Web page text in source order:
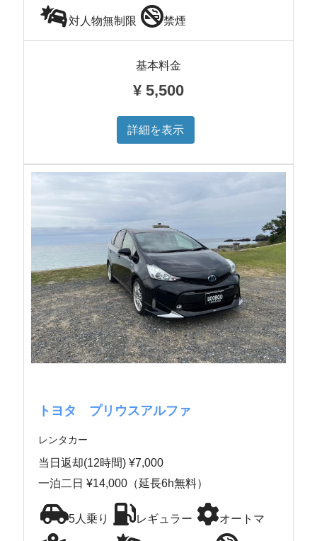
対人物無制限 禁煙
基本料金
¥ 5,500
詳細を表示
トヨタ プリウスアルファ
レンタカー
当日返却(12時間) ¥7,000
一泊二日 ¥14,000（延長6h無料）
5人乗り レギュラー オートマ